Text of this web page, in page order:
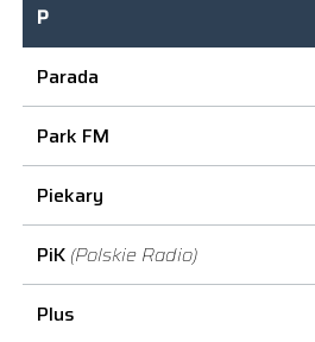
P
Parada
Park FM
Piekary
PiK (Polskie Radio)
Plus